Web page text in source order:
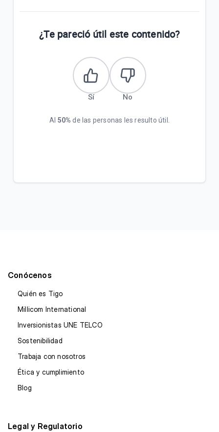
¿Te pareció útil este contenido?
Sí No
Al 50% de las personas les resulto útil.
Conócenos
Quién es Tigo
Millicom International
Inversionistas UNE TELCO
Sostenibilidad
Trabaja con nosotros
Ética y cumplimiento
Blog
Legal y Regulatorio